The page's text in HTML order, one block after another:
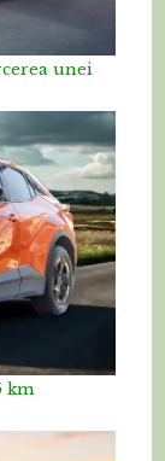
unei
km